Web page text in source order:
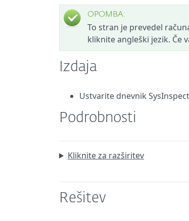
OPOMBA:
To stran je prevedel
kliknite angleški jezik. Če
Izdaja
Ustvarite dnevnik
Podrobnosti
Kliknite za razširitev
Rešitev